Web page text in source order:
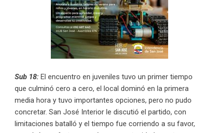
Sub 18: El encuentro en juveniles tuvo un primer tiempo
que culminó cero a cero, el local dominó en la primera
media hora y tuvo importantes opciones, pero no pudo
concretar. San José Interior le discutió el partido, con
limitaciones batalló y el tiempo fue corriendo a su favor,